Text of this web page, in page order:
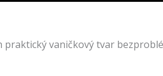
vaničkový tvar